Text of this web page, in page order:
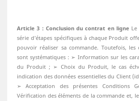
Article 3 : Conclusion du contrat en ligne
série d’étapes spécifiques à chaque Produit
pouvoir réaliser sa commande. Toutefois, les
sont systématiques : ➢ Information sur les
du Produit ; ➢ Choix du Produit, le cas
indication des données essentielles du Client
➢ Acceptation des présentes Conditions
Vérification des éléments de la commande et,